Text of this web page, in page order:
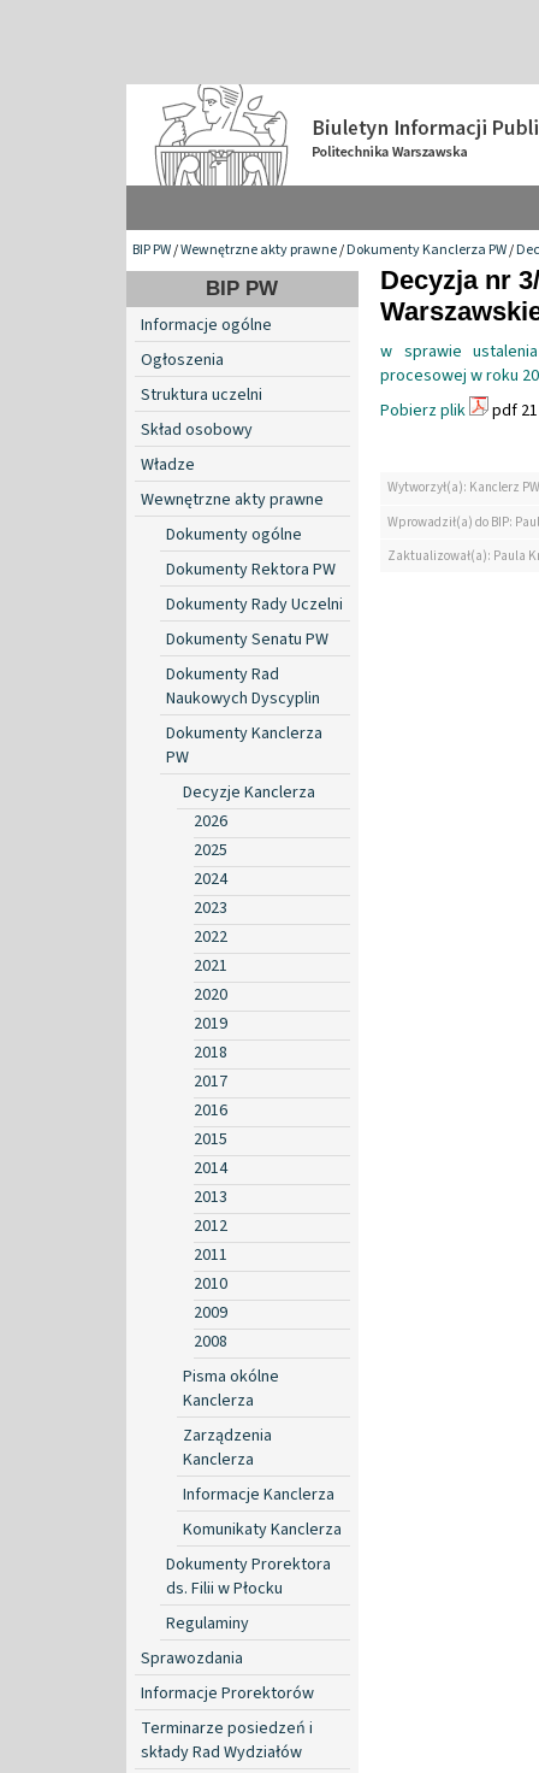
BIP PW/Wewnętrzne akty prawne/Dokumenty Kanclerza PW/
BIP PW
Informacje ogólne
Ogłoszenia
Struktura uczelni
Skład osobowy
Władze
Wewnętrzne akty prawne
Dokumenty ogólne
Dokumenty Rektora PW
Dokumenty Rady Uczelni
Dokumenty Senatu PW
Dokumenty Rad
Naukowych Dyscyplin
Dokumenty Kanclerza
PW
Decyzje Kanclerza
2026
2025
2024
2023
2022
2021
2020
2019
2018
2017
2016
2015
2014
2013
2012
2011
2010
2009
2008
Pisma okólne
Kanclerza
Zarządzenia
Kanclerza
Informacje Kanclerza
Komunikaty Kanclerza
Dokumenty Prorektora
ds. Filii w Płocku
Regulaminy
Sprawozdania
Informacje Prorektorów
Terminarze posiedzeń i
składy Rad Wydziałów
Decyzja nr
w sprawie
procesowej w roku
Pobierz plik
pdf
Wytworzył(a): Kanclerz PW
Wprowadził(a) do BIP:
Zaktualizował(a): Paula